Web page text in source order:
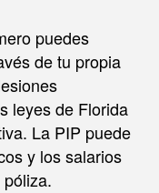
puedes
de tu propia
leyes de Florida
La PIP puede
y los salarios